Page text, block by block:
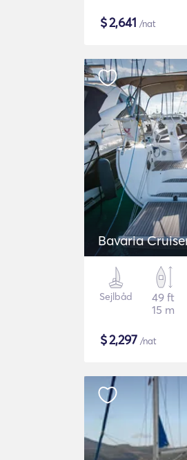
$2,641 /nat
Bavaria
Sejlbåd
49 ft
15 m
$2,297 /nat